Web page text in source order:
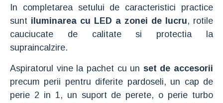
In completarea setului de caracteristici practice
sunt iluminarea cu LED a zonei de lucru, rotile
cauciucate de calitate si protectia la
supraincalzire.
Aspiratorul vine la pachet cu un set de accesorii
precum perii pentru diferite pardoseli, un cap de
perie 2 in 1, un suport de perete, o perie turbo